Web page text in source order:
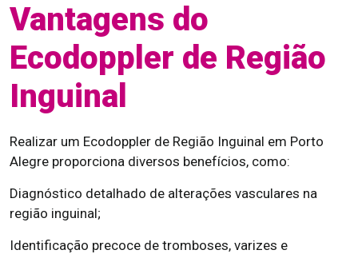
Vantagens do
Ecodoppler de Região
Inguinal
Realizar um Ecodoppler de Região Inguinal em Porto
Alegre proporciona diversos benefícios, como:
Diagnóstico detalhado de alterações vasculares na
região inguinal;
Identificação precoce de tromboses, varizes e